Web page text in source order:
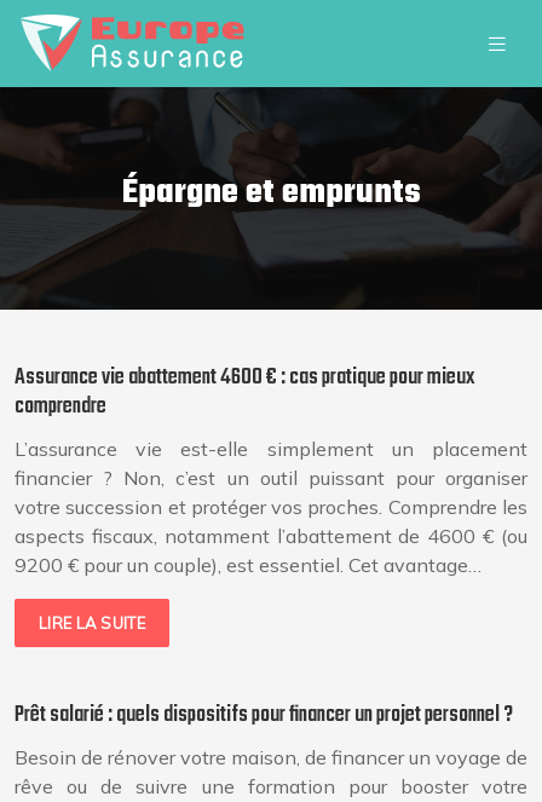
Épargne et emprunts
Assurance vie abattement 4600 € : cas pratique pour mieux
comprendre
L’assurance vie est-elle simplement un placement
financier ? Non, c’est un outil puissant pour organiser
votre succession et protéger vos proches. Comprendre les
aspects fiscaux, notamment l’abattement de 4600 € (ou
9200 € pour un couple), est essentiel. Cet avantage…
LIRE LA SUITE
Prêt salarié : quels dispositifs pour financer un projet personnel ?
Besoin de rénover votre maison, de financer un voyage de
rêve ou de suivre une formation pour booster votre